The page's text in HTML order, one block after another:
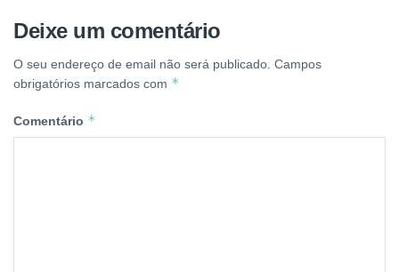
Deixe um comentário
O seu endereço de email não será publicado. Campos
obrigatórios marcados com *
Comentário *